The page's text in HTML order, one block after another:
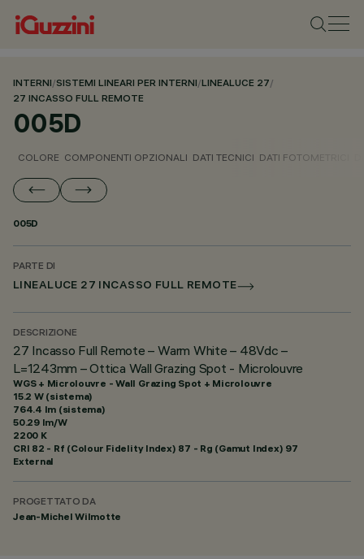
INTERNI/SISTEMI LINEARI PER INTERNI/LINEALUCE 27/
27 INCASSO FULL REMOTE
005D
COLORE COMPONENTI OPZIONALI DATI TECNICI DATI FOTOMETRICI
005D
PARTE DI
LINEALUCE 27 INCASSO FULL REMOTE
DESCRIZIONE
27 Incasso Full Remote – Warm White – 48Vdc –
L=1243mm – Ottica Wall Grazing Spot - Microlouvre
WGS + Microlouvre - Wall Grazing Spot + Microlouvre
15.2 W (sistema)
764.4 lm (sistema)
50.29 lm/W
2200 K
CRI 82 - Rf (Colour Fidelity Index) 87 - Rg (Gamut Index) 97
External
PROGETTATO DA
Jean-Michel Wilmotte